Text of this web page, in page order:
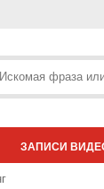
ЗАПИСИ